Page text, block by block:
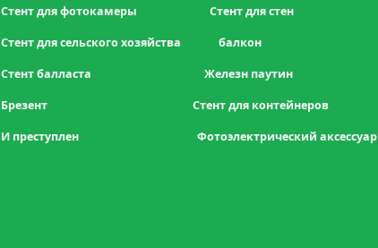
Стент для фотокамеры Стент для стен
Стент для сельского хозяйства балкон
Стент балласта Железн паутин
Брезент Стент для контейнеров
И преступлен Фотоэлектрический аксессуар